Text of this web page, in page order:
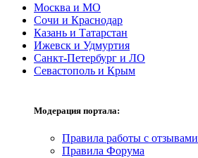
Москва и МО
Сочи и Краснодар
Казань и Татарстан
Ижевск и Удмуртия
Санкт-Петербург и ЛО
Севастополь и Крым
Модерация портала:
Правила работы с отзывами
Правила Форума